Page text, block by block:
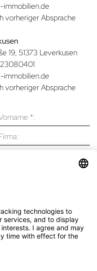
immobilien.de
vorheriger Absprache
19, 51373 Leverkusen
immobilien.de
vorheriger Absprache
einverstanden.